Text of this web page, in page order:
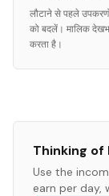
लौटाने से पहले
को बदलें। मालिक
करता है।
Thinking of
Use the
earn per day,